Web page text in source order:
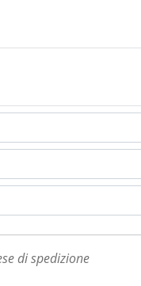
di spedizione